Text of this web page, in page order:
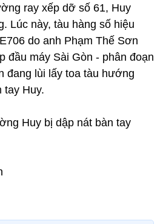
ray xếp dỡ số 61, Huy
Lúc này, tàu hàng số hiệu
do anh Phạm Thế Sơn
đầu máy Sài Gòn - phân đoạn
đang lùi lấy toa tàu hướng
tay Huy.
Huy bị dập nát bàn tay